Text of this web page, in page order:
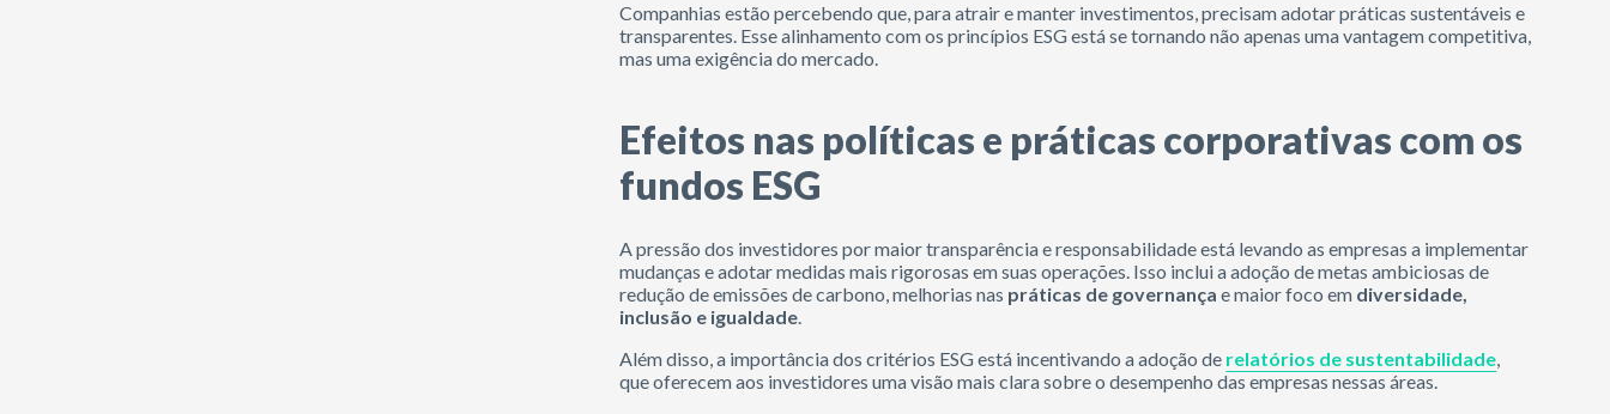
Companhias estão percebendo que, para atrair e manter investimentos, precisam adotar práticas sustentáveis e
transparentes. Esse alinhamento com os princípios ESG está se tornando não apenas uma vantagem competitiva,
mas uma exigência do mercado.
Efeitos nas políticas e práticas corporativas com os
fundos ESG
A pressão dos investidores por maior transparência e responsabilidade está levando as empresas a implementar
mudanças e adotar medidas mais rigorosas em suas operações. Isso inclui a adoção de metas ambiciosas de
redução de emissões de carbono, melhorias nas práticas de governança e maior foco em diversidade,
inclusão e igualdade.
Além disso, a importância dos critérios ESG está incentivando a adoção de relatórios de sustentabilidade,
que oferecem aos investidores uma visão mais clara sobre o desempenho das empresas nessas áreas.